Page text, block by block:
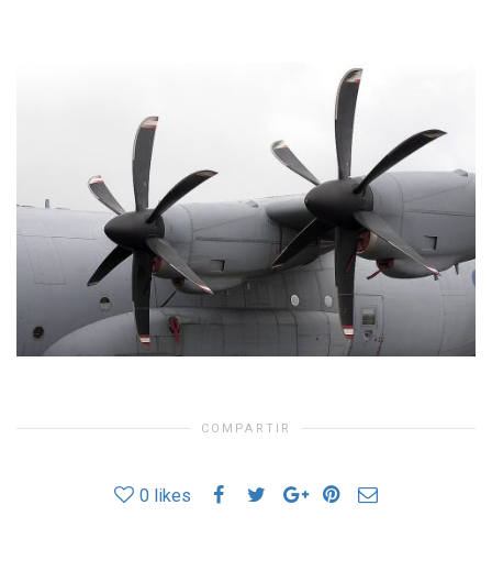
COMPARTIR
0 likes